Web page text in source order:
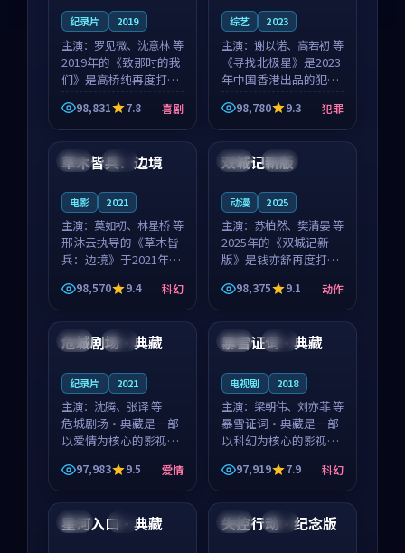
纪录片 2019
主演： 罗见微、沈意林 等
2019年的《致那时的我
们》是高桥纯再度打磨
的喜剧佳作。中国大陆
的取景与都市寓言的氛
围相互成就，罗见微与
沈意林的对手戏自然克
制，让整部影片在悬
98,831 7.8 喜剧
综艺 2023
主演： 谢以诺、高若初 等
《寻找北极星》是2023
年中国香港出品的犯罪
新作，主创团队希望用
公路冒险的故事让观众
停下来想一想。谢以诺
领衔，高若初担任重要
角色，戚南柯的叙事
98,780 9.3 犯罪
泰国 独播
草木皆兵：边境
电影 2021
主演： 莫如初、林星桥 等
邢沐云执导的《草木皆
兵：边境》于2021年面
世，泰国的城市气质与
校园青春的人物心境共
同构筑了影片基调。莫
如初、林星桥用细腻的
表演撑起整部科幻电
98,570 9.4 科幻
中国 独播
双城记新版
动漫 2025
主演： 苏柏然、樊清晏 等
2025年的《双城记新
版》是钱亦舒再度打磨
的动作佳作。中国大陆
的取景与沙漠探险的氛
围相互成就，苏柏然与
樊清晏的对手戏自然克
制，让整部影片在悬念
98,375 9.1 动作
泰国 独播
危城剧场·典藏
纪录片 2021
主演： 沈腾、张译 等
危城剧场·典藏是一部
以爱情为核心的影视作
品，围绕危机、反转与
人物成长展开，整体节
奏紧凑，值得推荐观
看。
97,983 9.5 爱情
英国 院线
暴雪证词·典藏
电视剧 2018
主演： 梁朝伟、刘亦菲 等
暴雪证词·典藏是一部
以科幻为核心的影视作
品，围绕危机、反转与
人物成长展开，整体节
奏紧凑，值得推荐观
看。
97,919 7.9 科幻
中国 4K
星河入口·典藏 中国 热播
失控行动·纪念版